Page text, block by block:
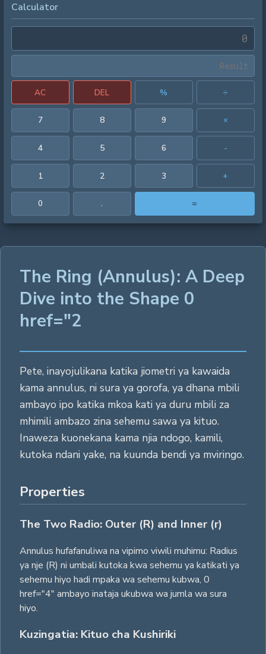
Calculator
AC DEL % ÷
7 8 9 ×
4 5 6 -
1 2 3 +
0 . =
The Ring (Annulus): A Deep
Dive into the Shape 0
href="2
Pete, inayojulikana katika jiometri ya kawaida
kama annulus, ni sura ya gorofa, ya dhana mbili
ambayo ipo katika mkoa kati ya duru mbili za
mhimili ambazo zina sehemu sawa ya kituo.
Inaweza kuonekana kama njia ndogo, kamili,
kutoka ndani yake, na kuunda bendi ya mviringo.
Properties
The Two Radio: Outer (R) and Inner (r)
Annulus hufafanuliwa na vipimo viwili muhimu: Radius
ya nje (R) ni umbali kutoka kwa sehemu ya katikati ya
sehemu hiyo hadi mpaka wa sehemu kubwa, 0
href="4" ambayo inataja ukubwa wa jumla wa sura
hiyo.
Kuzingatia: Kituo cha Kushiriki